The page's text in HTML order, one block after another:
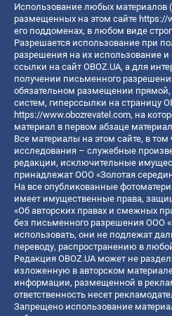
Использование любых материалов
размещенных на этом сайте https://
его поддоменах, в любом виде
Разрешается использование при
разрешения на их использование и
ссылки на сайт OBOZ.UA, а для
получении письменного
обязательном размещении
систем, гиперссылки на страницу
https://www.obozrevatel.com, на
материал в первом абзаце
Все материалы на этом сайте, в том
исследования – служебные
редакции, исключительные
принадлежат ООО «Золотая
На все опубликованные
имеет имущественные права,
«Об авторских правах и смежных
без письменного разрешения ООО
использовать, они не подлежат
переводу, распространению в
Редакция OBOZ.UA может не
изложенную в авторском
информации, размещенной в
ответственность несет
Запрещено использование